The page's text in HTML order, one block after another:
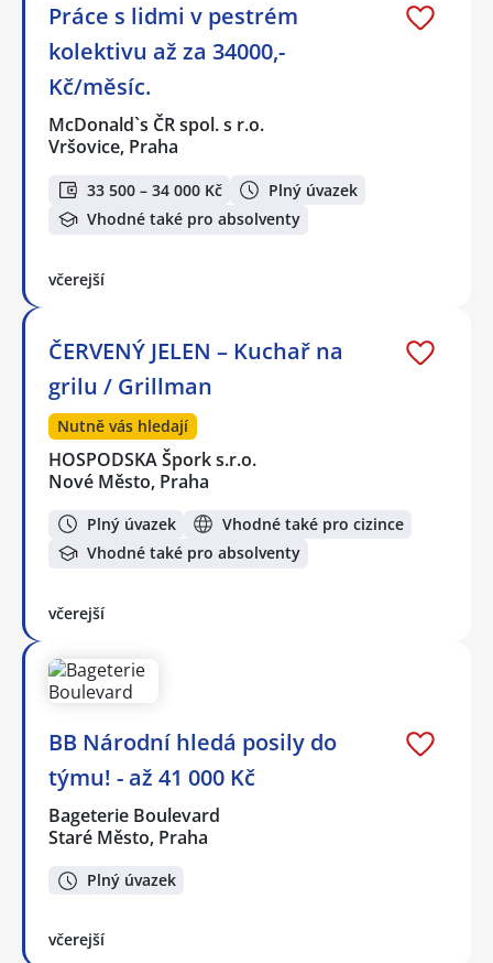
Práce s lidmi v pestrém
kolektivu až za 34000,-
Kč/měsíc.
McDonald`s ČR spol. s r.o.
Vršovice, Praha
33 500 – 34 000 Kč
Plný úvazek
Vhodné také pro absolventy
včerejší
ČERVENÝ JELEN – Kuchař na
grilu / Grillman
Nutně vás hledají
HOSPODSKA Špork s.r.o.
Nové Město, Praha
Plný úvazek
Vhodné také pro cizince
Vhodné také pro absolventy
včerejší
BB Národní hledá posily do
týmu! - až 41 000 Kč
Bageterie Boulevard
Staré Město, Praha
Plný úvazek
včerejší